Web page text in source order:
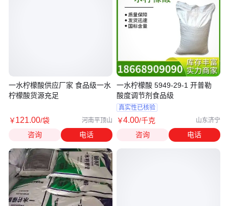
一水柠檬酸供应厂家 食品级一水
柠檬酸货源充足
￥121.00/袋 河南平顶山
咨询 电话
一水柠檬酸 5949-29-1 开普勒
酸度调节剂食品级
真实性已核验
￥4.00/千克 山东济宁
咨询 电话